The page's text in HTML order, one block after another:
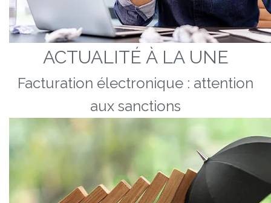
ACTUALITÉ À LA UNE
Facturation électronique : attention
aux sanctions